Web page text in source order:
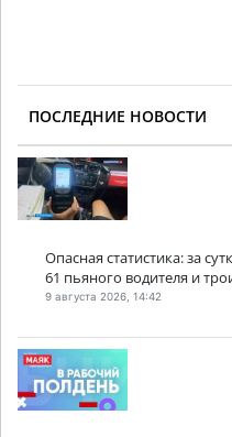
ПОСЛЕДНИЕ НОВОСТИ
Опасная статистика: за
61 пьяного водителя и
9 августа 2026, 14:42